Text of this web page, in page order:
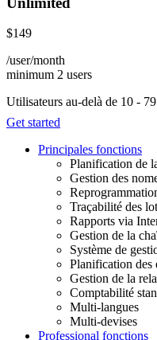
$149
/user/month
minimum 2 users
Utilisateurs au-delà de 10 -
Get started
Principales fonctions
Planification de
Gestion des
Traçabilité des
Rapports via
Gestion de la
Système de
Planification des
Gestion de la
Comptabilité
Multi-langues
Multi-devises
Professional fonctions